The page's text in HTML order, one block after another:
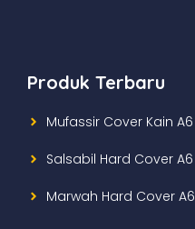
Produk Terbaru
Mufassir Cover Kain A6
Salsabil Hard Cover A6
Marwah Hard Cover A6